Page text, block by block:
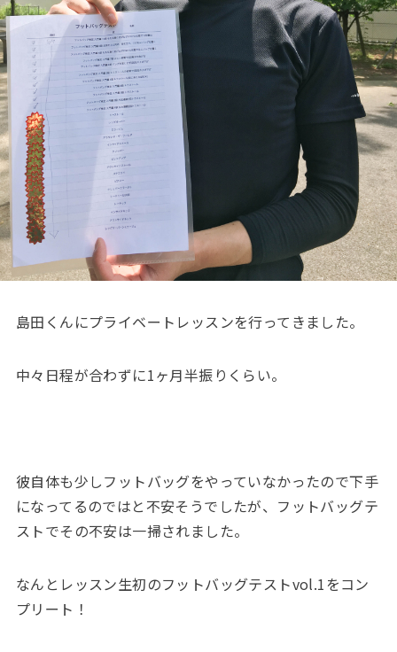
島田くんにプライベートレッスンを行ってきました。
中々日程が合わずに1ヶ月半振りくらい。
彼自体も少しフットバッグをやっていなかったので下手
になってるのではと不安そうでしたが、フットバッグテ
ストでその不安は一掃されました。
なんとレッスン生初のフットバッグテストvol.1をコン
プリート！